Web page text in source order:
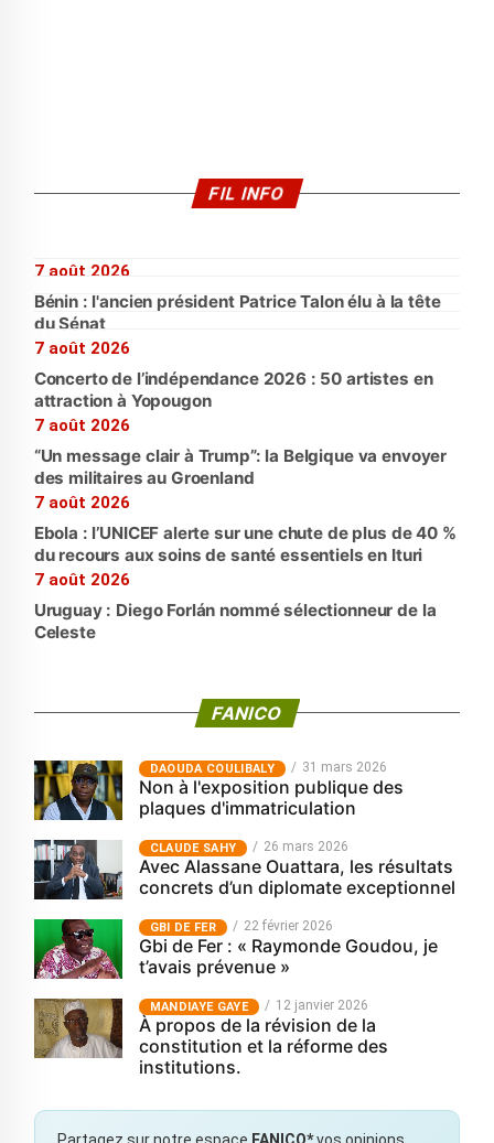
FIL INFO
7 août 2026
Bénin : l'ancien président Patrice Talon élu à la tête
du Sénat
7 août 2026
Concerto de l’indépendance 2026 : 50 artistes en
attraction à Yopougon
7 août 2026
“Un message clair à Trump”: la Belgique va envoyer
des militaires au Groenland
7 août 2026
Ebola : l’UNICEF alerte sur une chute de plus de 40 %
du recours aux soins de santé essentiels en Ituri
7 août 2026
Uruguay : Diego Forlán nommé sélectionneur de la
Celeste
FANICO
‎DAOUDA COULIBALY 31 mars 2026
Non à l'exposition publique des
plaques d'immatriculation
CLAUDE SAHY 26 mars 2026
Avec Alassane Ouattara, les résultats
concrets d’un diplomate exceptionnel
GBI DE FER 22 février 2026
Gbi de Fer : « Raymonde Goudou, je
t’avais prévenue »
MANDIAYE GAYE 12 janvier 2026
À propos de la révision de la
constitution et la réforme des
institutions.